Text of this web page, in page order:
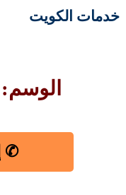
خدمات الكويت
✆